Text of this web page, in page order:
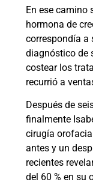
En ese camino
hormona de
correspondía a
diagnóstico de
costear los
recurrió a
Después de
finalmente
cirugía
antes y un
recientes
del 60 % en su